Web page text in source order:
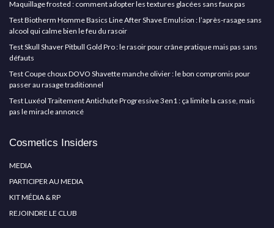
Maquillage frosted : comment adopter les textures glacées sans faux pas
Test Biotherm Homme Basics Line After Shave Emulsion : l’après-rasage sans
alcool qui calme bien le feu du rasoir
Test Skull Shaver Pitbull Gold Pro : le rasoir pour crâne pratique mais pas sans
défauts
Test Coupe choux DOVO Shavette manche olivier : le bon compromis pour
passer au rasage traditionnel
Test Luxéol Traitement Antichute Progressive 3en1 : ça limite la casse, mais
pas le miracle annoncé
Cosmetics Insiders
MEDIA
PARTICIPER AU MEDIA
KIT MÉDIA & RP
REJOINDRE LE CLUB